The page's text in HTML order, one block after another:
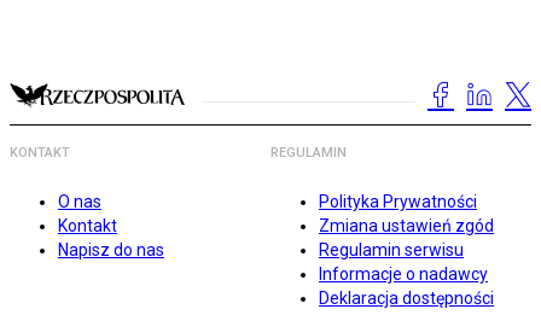
KONTAKT
O nas
Kontakt
Napisz do nas
REGULAMIN
Polityka Prywatności
Zmiana ustawień zgód
Regulamin serwisu
Informacje o nadawcy
Deklaracja dostępności